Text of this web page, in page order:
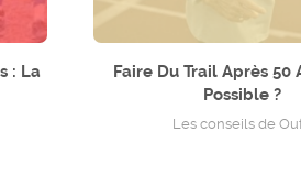
: La
Faire Du Trail Après 50
Possible ?
Les conseils de